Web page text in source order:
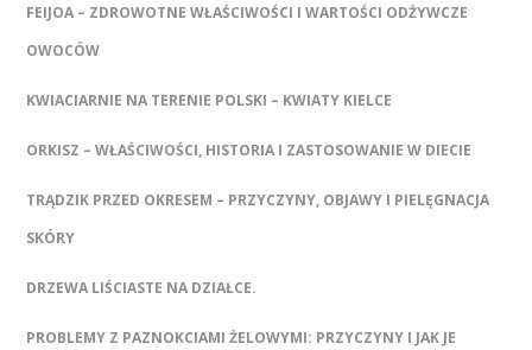
FEIJOA – ZDROWOTNE WŁAŚCIWOŚCI I WARTOŚCI ODŻYWCZE
OWOCÓW
KWIACIARNIE NA TERENIE POLSKI – KWIATY KIELCE
ORKISZ – WŁAŚCIWOŚCI, HISTORIA I ZASTOSOWANIE W DIECIE
TRĄDZIK PRZED OKRESEM – PRZYCZYNY, OBJAWY I PIELĘGNACJA
SKÓRY
DRZEWA LIŚCIASTE NA DZIAŁCE.
PROBLEMY Z PAZNOKCIAMI ŻELOWYMI: PRZYCZYNY I JAK JE